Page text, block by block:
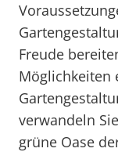
Freude
Möglichkeiten
verwandeln
grüne Oase